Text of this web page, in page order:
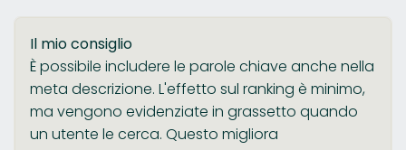
Il mio consiglio
È possibile includere le parole chiave anche nella
meta descrizione. L'effetto sul ranking è minimo,
ma vengono evidenziate in grassetto quando
un utente le cerca. Questo migliora